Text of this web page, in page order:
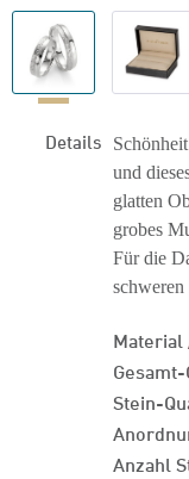
Details
und
glatten
grobes
Für die
Material
Stein-
Anzahl